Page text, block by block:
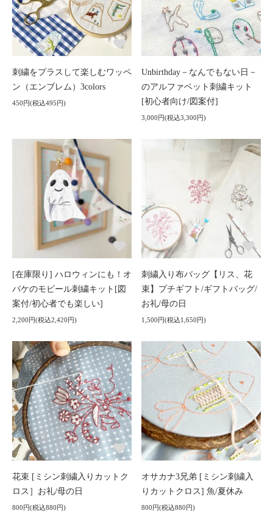
刺繍をプラスして楽しむワッペ
ン（エンブレム）3colors
450円(税込495円)
Unbirthday－なんでもない日－
のアルファベット刺繍キット
[初心者向け/図案付]
3,000円(税込3,300円)
[在庫限り] ハロウィンにも！オ
バケのモビール刺繍キット[図
案付/初心者でも楽しい]
2,200円(税込2,420円)
刺繍入り布バッグ【リス、花
束】プチギフト/ギフトバッグ/
お礼/母の日
1,500円(税込1,650円)
花束 [ミシン刺繍入りカットク
ロス］お礼/母の日
800円(税込880円)
オサカナ3兄弟 [ミシン刺繍入
りカットクロス] 魚/夏休み
800円(税込880円)